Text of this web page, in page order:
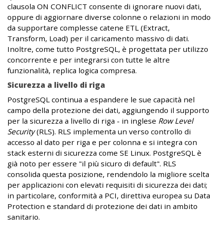
clausola ON CONFLICT consente di ignorare nuovi dati,
oppure di aggiornare diverse colonne o relazioni in modo
da supportare complesse catene ETL (Extract,
Transform, Load) per il caricamento massivo di dati.
Inoltre, come tutto PostgreSQL, è progettata per utilizzo
concorrente e per integrarsi con tutte le altre
funzionalità, replica logica compresa.
Sicurezza a livello di riga
PostgreSQL continua a espandere le sue capacità nel
campo della protezione dei dati, aggiungendo il supporto
per la sicurezza a livello di riga - in inglese Row Level
Security(RLS). RLS implementa un verso controllo di
accesso al dato per riga e per colonna e si integra con
stack esterni di sicurezza come SE Linux. PostgreSQL è
già noto per essere "il più sicuro di default". RLS
consolida questa posizione, rendendolo la migliore scelta
per applicazioni con elevati requisiti di sicurezza dei dati;
in particolare, conformità a PCI, direttiva europea su Data
Protection e standard di protezione dei dati in ambito
sanitario.